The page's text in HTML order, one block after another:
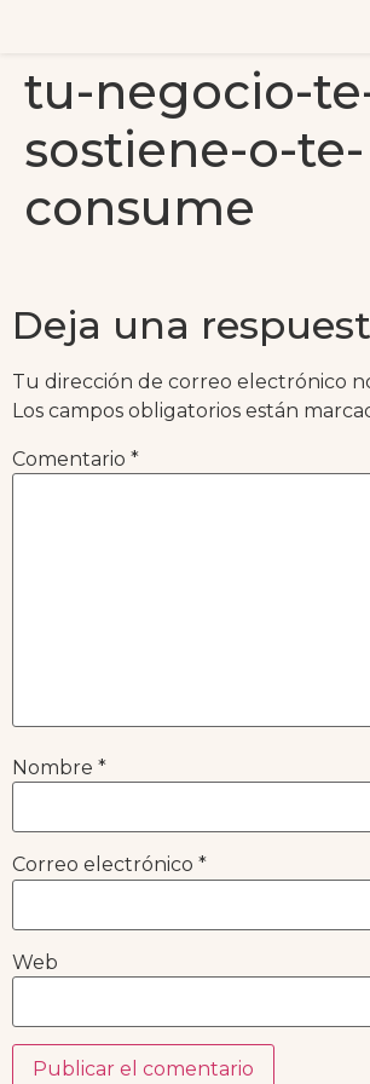
tu-negocio-
sostiene-o-te-
consume
Deja una
Tu dirección de correo electrónico
Los campos obligatorios están
Comentario *
Nombre *
Correo electrónico *
Web